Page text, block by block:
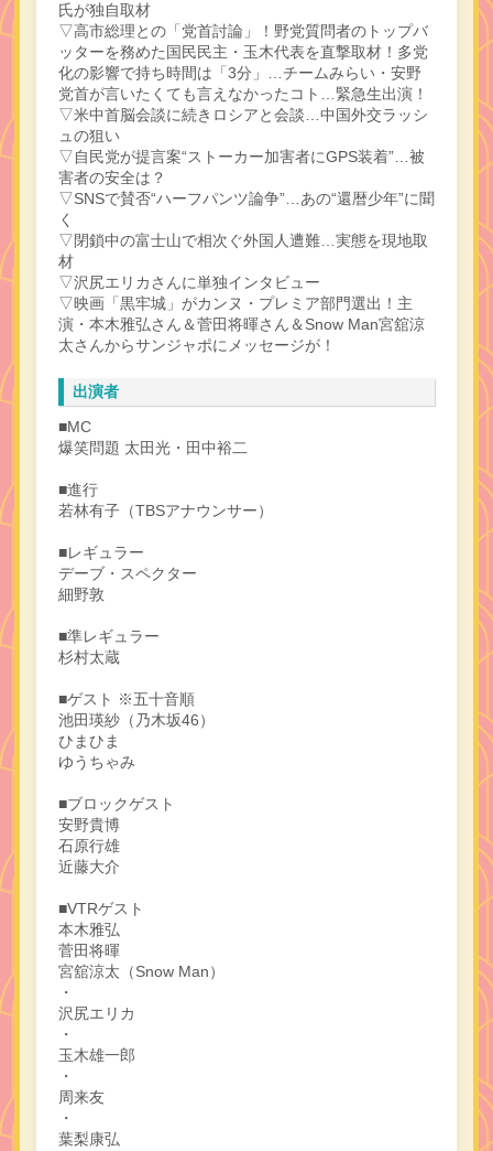
氏が独自取材
▽高市総理との「党首討論」！野党質問者のトップバ
ッターを務めた国民民主・玉木代表を直撃取材！多党
化の影響で持ち時間は「3分」…チームみらい・安野
党首が言いたくても言えなかったコト…緊急生出演！
▽米中首脳会談に続きロシアと会談…中国外交ラッシ
ュの狙い
▽自民党が提言案“ストーカー加害者にGPS装着”…被
害者の安全は？
▽SNSで賛否“ハーフパンツ論争”…あの“還暦少年”に聞
く
▽閉鎖中の富士山で相次ぐ外国人遭難…実態を現地取
材
▽沢尻エリカさんに単独インタビュー
▽映画「黒牢城」がカンヌ・プレミア部門選出！主
演・本木雅弘さん＆菅田将暉さん＆Snow Man宮舘涼
太さんからサンジャポにメッセージが！
出演者
■MC
爆笑問題 太田光・田中裕二
■進行
若林有子（TBSアナウンサー）
■レギュラー
デーブ・スペクター
細野敦
■準レギュラー
杉村太蔵
■ゲスト ※五十音順
池田瑛紗（乃木坂46）
ひまひま
ゆうちゃみ
■ブロックゲスト
安野貴博
石原行雄
近藤大介
■VTRゲスト
本木雅弘
菅田将暉
宮舘涼太（Snow Man）
・
沢尻エリカ
・
玉木雄一郎
・
周来友
・
葉梨康弘